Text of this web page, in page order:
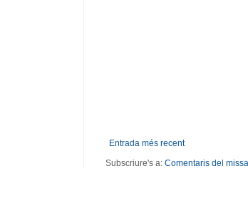
Entrada més recent
Subscriure's a: Comentaris del